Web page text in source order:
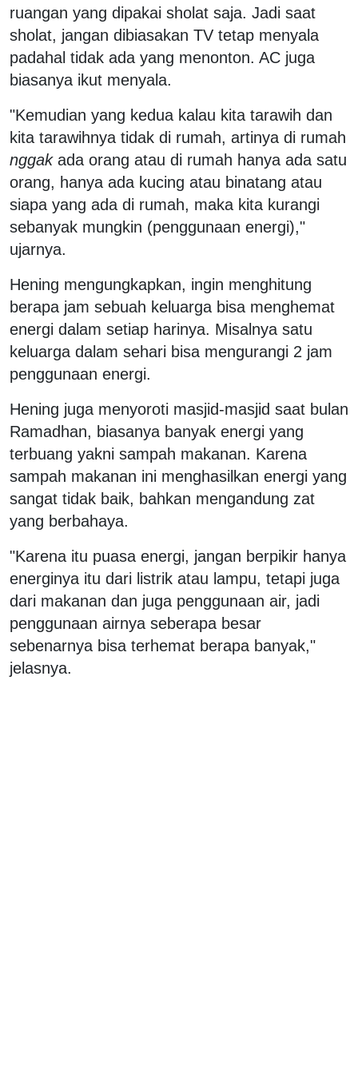
ruangan yang dipakai sholat saja. Jadi saat
sholat, jangan dibiasakan TV tetap menyala
padahal tidak ada yang menonton. AC juga
biasanya ikut menyala.
"Kemudian yang kedua kalau kita tarawih dan
kita tarawihnya tidak di rumah, artinya di rumah
nggakada orang atau di rumah hanya ada satu
orang, hanya ada kucing atau binatang atau
siapa yang ada di rumah, maka kita kurangi
sebanyak mungkin (penggunaan energi),"
ujarnya.
Hening mengungkapkan, ingin menghitung
berapa jam sebuah keluarga bisa menghemat
energi dalam setiap harinya. Misalnya satu
keluarga dalam sehari bisa mengurangi 2 jam
penggunaan energi.
Hening juga menyoroti masjid-masjid saat bulan
Ramadhan, biasanya banyak energi yang
terbuang yakni sampah makanan. Karena
sampah makanan ini menghasilkan energi yang
sangat tidak baik, bahkan mengandung zat
yang berbahaya.
"Karena itu puasa energi, jangan berpikir hanya
energinya itu dari listrik atau lampu, tetapi juga
dari makanan dan juga penggunaan air, jadi
penggunaan airnya seberapa besar
sebenarnya bisa terhemat berapa banyak,"
jelasnya.